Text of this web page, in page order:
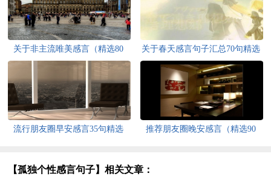
关于非主流唯美感言（精选80
句）
关于春天感言句子汇总70句精选
流行朋友圈早安感言35句精选
推荐朋友圈晚安感言（精选90
【孤独个性感言句子】相关文章：